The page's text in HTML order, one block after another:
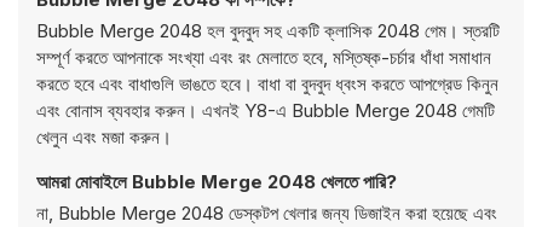
Bubble Merge 2048 হল বুদবুদ সহ একটি ক্লাসিক 2048 গেম। স্তরটি
সম্পূর্ণ করতে আপনাকে সংখ্যা এবং রং মেলাতে হবে, মস্তিষ্ক-চর্চার ধাঁধা সমাধান
করতে হবে এবং বাধাগুলি ভাঙতে হবে। বাধা বা বুদবুদ ধ্বংস করতে আপগ্রেড কিনুন
এবং বোনাস ব্যবহার করুন। এখনই Y8-এ Bubble Merge 2048 গেমটি
খেলুন এবং মজা করুন।
আমরা মোবাইলে Bubble Merge 2048 খেলতে পারি?
না, Bubble Merge 2048 ডেস্কটপ খেলার জন্য ডিজাইন করা হয়েছে এবং